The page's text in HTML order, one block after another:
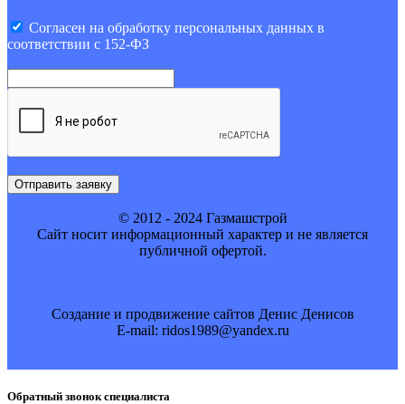
Cогласен на обработку персональных данных в
соответствии с 152-ФЗ
Отправить заявку
© 2012 - 2024 Газмашстрой
Cайт носит информационный характер и не является
публичной офертой.
Создание и продвижение сайтов Денис Денисов
E-mail: ridos1989@yandex.ru
Обратный звонок специалиста